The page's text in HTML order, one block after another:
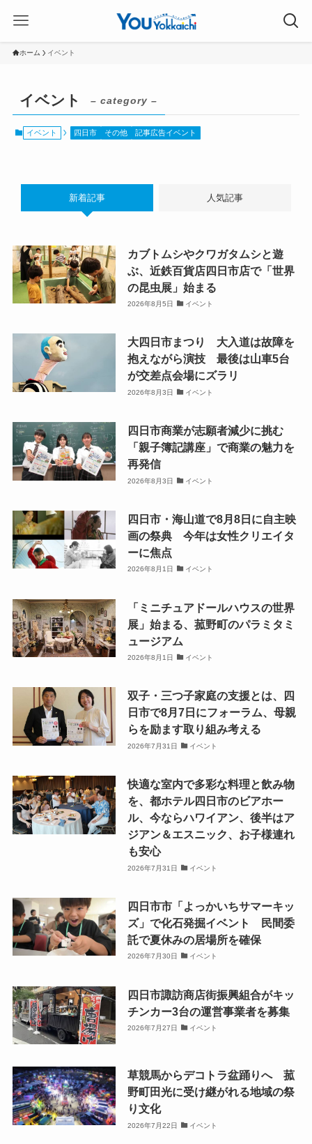
ホーム イベント
イベント – category –
イベント 四日市 その他 記事広告イベント
新着記事 人気記事
カブトムシやクワガタムシと遊
ぶ、近鉄百貨店四日市店で「世界
の昆虫展」始まる
2026年8月5日 イベント
大四日市まつり 大入道は故障を
抱えながら演技 最後は山車5台
が交差点会場にズラリ
2026年8月3日 イベント
四日市商業が志願者減少に挑む
「親子簿記講座」で商業の魅力を
再発信
2026年8月3日 イベント
四日市・海山道で8月8日に自主映
画の祭典 今年は女性クリエイタ
ーに焦点
2026年8月1日 イベント
「ミニチュアドールハウスの世界
展」始まる、菰野町のパラミタミ
ュージアム
2026年8月1日 イベント
双子・三つ子家庭の支援とは、四
日市で8月7日にフォーラム、母親
らを励ます取り組み考える
2026年7月31日 イベント
快適な室内で多彩な料理と飲み物
を、都ホテル四日市のビアホー
ル、今ならハワイアン、後半はア
ジアン＆エスニック、お子様連れ
も安心
2026年7月31日 イベント
四日市市「よっかいちサマーキッ
ズ」で化石発掘イベント 民間委
託で夏休みの居場所を確保
2026年7月30日 イベント
四日市諏訪商店街振興組合がキッ
チンカー3台の運営事業者を募集
2026年7月27日 イベント
草競馬からデコトラ盆踊りへ 菰
野町田光に受け継がれる地域の祭
り文化
2026年7月22日 イベント